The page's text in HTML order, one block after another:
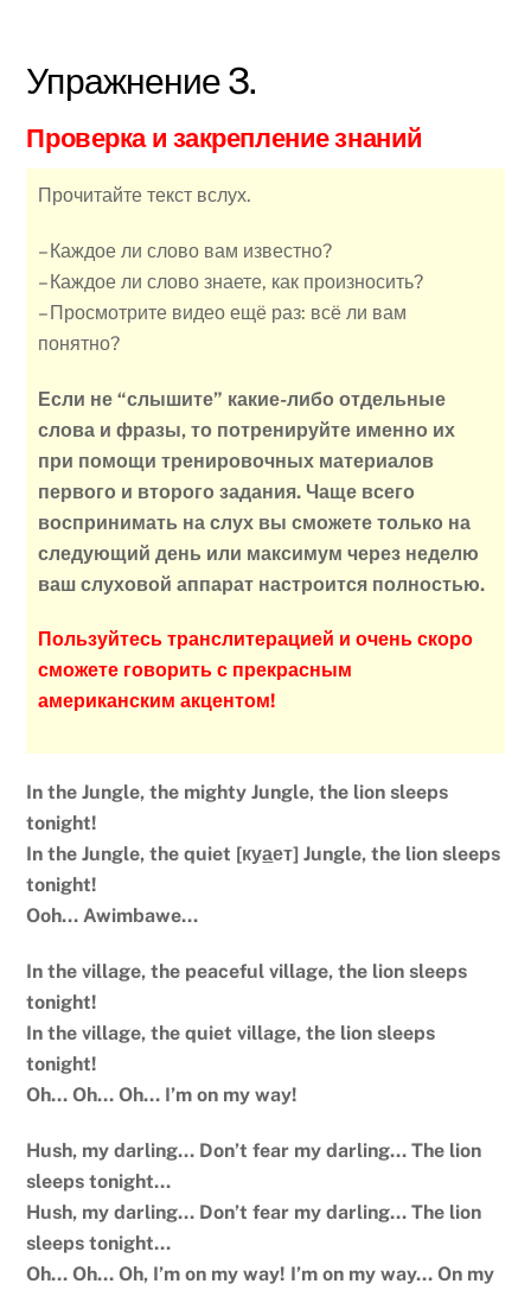
Упражнение 3.
Проверка и закрепление знаний
Прочитайте текст вслух.
– Каждое ли слово вам известно?
– Каждое ли слово знаете, как произносить?
– Просмотрите видео ещё раз: всё ли вам
понятно?
Если не “слышите” какие-либо отдельные
слова и фразы, то потренируйте именно их
при помощи тренировочных материалов
первого и второго задания. Чаще всего
воспринимать на слух вы сможете только на
следующий день или максимум через неделю
ваш слуховой аппарат настроится полностью.
Пользуйтесь транслитерацией и очень скоро
сможете говорить с прекрасным
американским акцентом!
In the Jungle, the mighty Jungle, the lion sleeps
tonight!
In the Jungle, the quiet [куает] Jungle, the lion sleeps
tonight!
Ooh… Awimbawe…
In the village, the peaceful village, the lion sleeps
tonight!
In the village, the quiet village, the lion sleeps
tonight!
Oh… Oh… Oh… I’m on my way!
Hush, my darling… Don’t fear my darling… The lion
sleeps tonight…
Hush, my darling… Don’t fear my darling… The lion
sleeps tonight…
Oh… Oh… Oh, I’m on my way! I’m on my way… On my